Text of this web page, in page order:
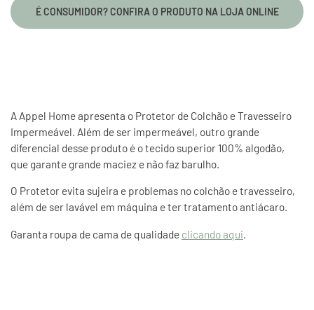
É CONSUMIDOR? CONFIRA O PRODUTO NA LOJA ONLINE
A Appel Home apresenta o Protetor de Colchão e Travesseiro
Impermeável. Além de ser impermeável, outro grande
diferencial desse produto é o tecido superior 100% algodão,
que garante grande maciez e não faz barulho.
O Protetor evita sujeira e problemas no colchão e travesseiro,
além de ser lavável em máquina e ter tratamento antiácaro.
Garanta roupa de cama de qualidade clicando aqui.